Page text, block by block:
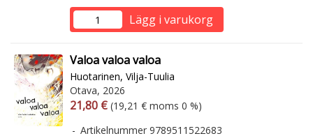
Lägg i varukorg
Valoa valoa valoa
Huotarinen, Vilja-Tuulia
Otava, 2026
Arvonlisäverollinen hinta
21,80 € Arvonlisäveroton hinta
(19,21 € moms 0 %)
Artikelnummer 9789511522683